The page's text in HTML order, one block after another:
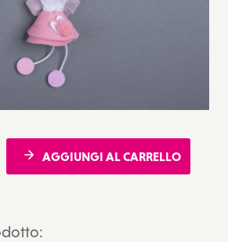
AGGIUNGI AL CARRELLO